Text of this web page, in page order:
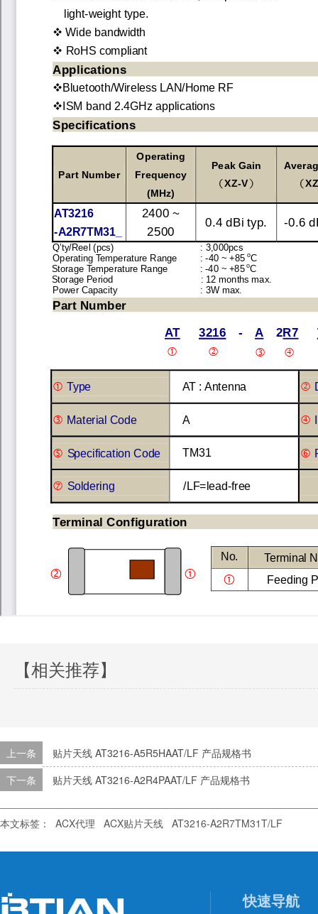
【相关推荐】
上一条
贴片天线 AT3216-A5R5HAAT/LF 产品规格书
下一条
贴片天线 AT3216-A2R4PAAT/LF 产品规格书
本文标签： ACX代理 ACX贴片天线 AT3216-A2R7TM31T/LF
快速导航